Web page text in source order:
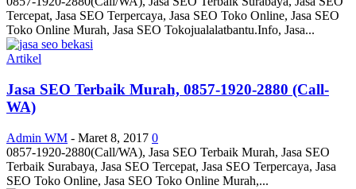
Tercepat, Jasa SEO Terpercaya, Jasa SEO Toko Online, Jasa SEO
Toko Online Murah, Jasa SEO Tokojualalatbantu.Info, Jasa...
Artikel
Jasa SEO Terbaik Murah, 0857-1920-2880 (Call-
WA)
Admin WM - Maret 8, 2017 0
0857-1920-2880(Call/WA), Jasa SEO Terbaik Murah, Jasa SEO
Terbaik Surabaya, Jasa SEO Tercepat, Jasa SEO Terpercaya, Jasa
SEO Toko Online, Jasa SEO Toko Online Murah,...